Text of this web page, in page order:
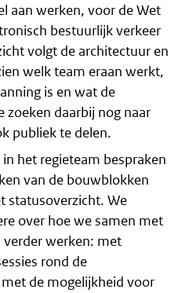
aan werken, voor de Wet
bestuurlijk verkeer
volgt de architectuur en
welk team eraan werkt,
is en wat de
zoeken daarbij nog naar
publiek te delen.
in het regieteam bespraken
van de bouwblokken
statusoverzicht. We
over hoe we samen met
verder werken: met
rond de
de mogelijkheid voor